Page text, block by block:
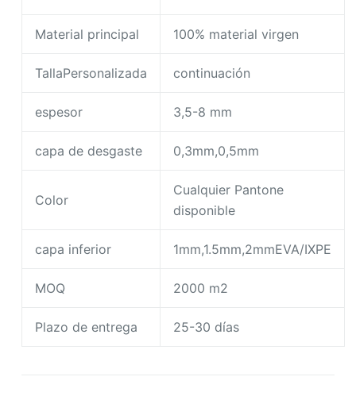
Material principal 100% material virgen
TallaPersonalizada continuación
espesor 3,5-8 mm
capa de desgaste 0,3mm,0,5mm
Color
Cualquier Pantone
disponible
capa inferior 1mm,1.5mm,2mmEVA/IXPE
MOQ 2000 m2
Plazo de entrega 25-30 días